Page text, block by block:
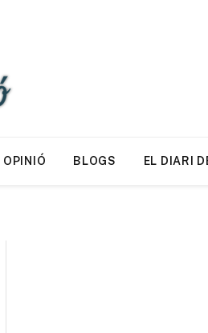
OPINIÓ BLOGS EL DIARI